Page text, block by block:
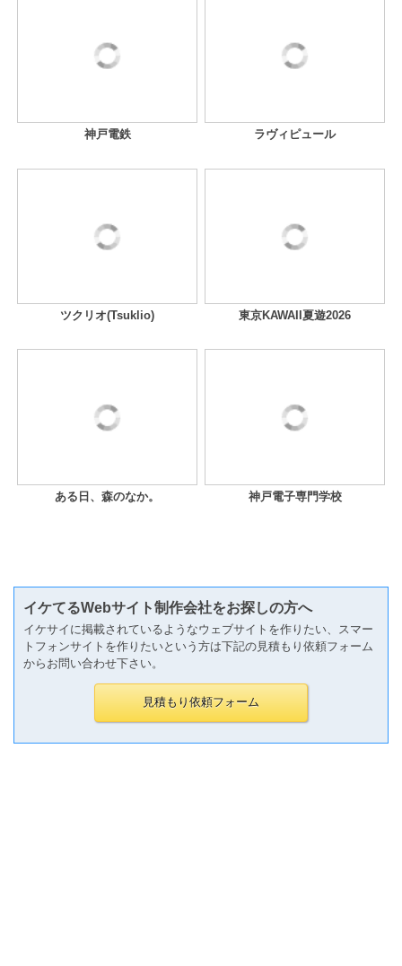
神戸電鉄 ラヴィピュール
ツクリオ(Tsuklio) 東京KAWAII夏遊2026
ある日、森のなか。 神戸電子専門学校
イケてるWebサイト制作会社をお探しの方へ
イケサイに掲載されているようなウェブサイトを作りたい、スマー
トフォンサイトを作りたいという方は下記の見積もり依頼フォーム
からお問い合わせ下さい。